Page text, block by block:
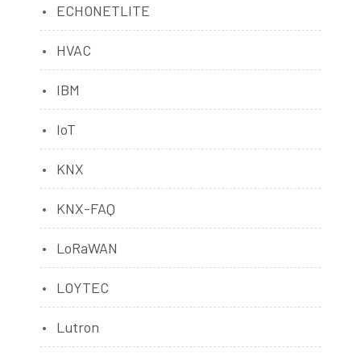
ECHONETLITE
HVAC
IBM
IoT
KNX
KNX-FAQ
LoRaWAN
LOYTEC
Lutron